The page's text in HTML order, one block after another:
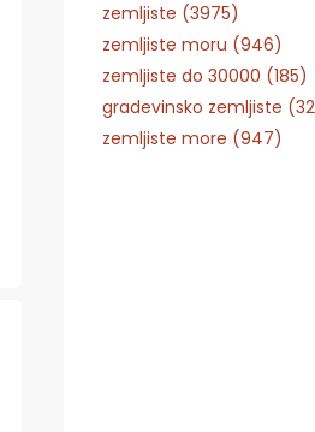
zemljiste (3975)
zemljiste moru (946)
zemljiste do 30000 (185)
gradevinsko zemljiste
zemljiste more (947)